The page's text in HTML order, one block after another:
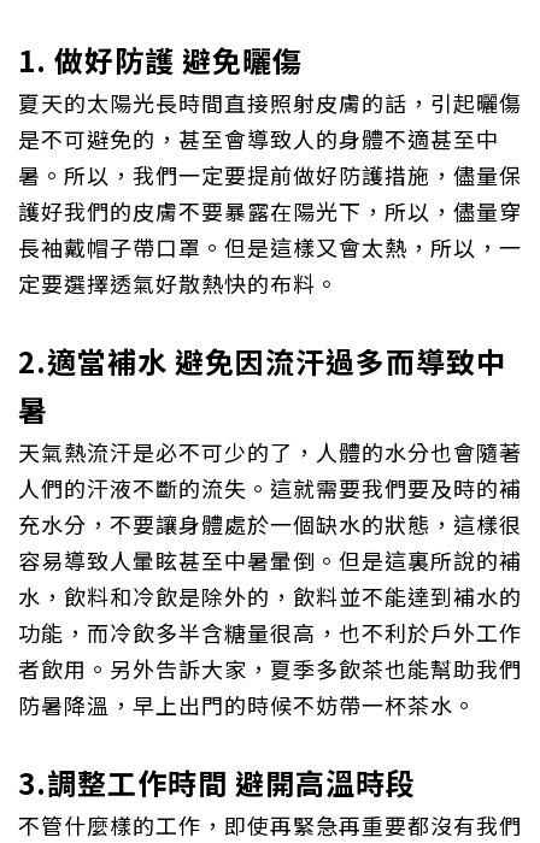
1. 做好防護 避免曬傷
夏天的太陽光長時間直接照射皮膚的話，引起曬傷
是不可避免的，甚至會導致人的身體不適甚至中
暑。所以，我們一定要提前做好防護措施，儘量保
護好我們的皮膚不要暴露在陽光下，所以，儘量穿
長袖戴帽子帶口罩。但是這樣又會太熱，所以，一
定要選擇透氣好散熱快的布料。
2.適當補水 避免因流汗過多而導致中
暑
天氣熱流汗是必不可少的了，人體的水分也會隨著
人們的汗液不斷的流失。這就需要我們要及時的補
充水分，不要讓身體處於一個缺水的狀態，這樣很
容易導致人暈眩甚至中暑暈倒。但是這裏所說的補
水，飲料和冷飲是除外的，飲料並不能達到補水的
功能，而冷飲多半含糖量很高，也不利於戶外工作
者飲用。另外告訴大家，夏季多飲茶也能幫助我們
防暑降溫，早上出門的時候不妨帶一杯茶水。
3.調整工作時間 避開高溫時段
不管什麼樣的工作，即使再緊急再重要都沒有我們